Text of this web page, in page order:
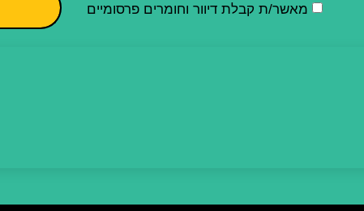
מאשר/ת קבלת דיוור וחומרים פרסומיים